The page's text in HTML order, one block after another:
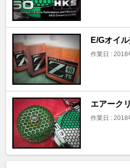
E/Gオイル
作業日 : 2018
エアーク
作業日 : 2018